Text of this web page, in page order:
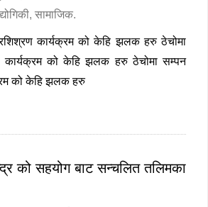
, सामाजिक.
कार्यक्रम को केहि झलक हरु ठेचोमा
कार्यक्रम को केहि झलक हरु ठेचोमा सम्पन
को केहि झलक हरु
को सहयोग बाट सन्चलित तलिमका